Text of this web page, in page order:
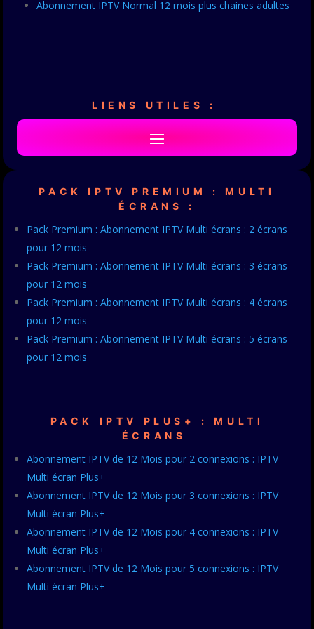
Abonnement IPTV Normal 12 mois plus chaines adultes
LIENS UTILES :
PACK IPTV PREMIUM : MULTI
ÉCRANS :
Pack Premium : Abonnement IPTV Multi écrans : 2 écrans
pour 12 mois
Pack Premium : Abonnement IPTV Multi écrans : 3 écrans
pour 12 mois
Pack Premium : Abonnement IPTV Multi écrans : 4 écrans
pour 12 mois
Pack Premium : Abonnement IPTV Multi écrans : 5 écrans
pour 12 mois
PACK IPTV PLUS+ : MULTI
ÉCRANS
Abonnement IPTV de 12 Mois pour 2 connexions : IPTV
Multi écran Plus+
Abonnement IPTV de 12 Mois pour 3 connexions : IPTV
Multi écran Plus+
Abonnement IPTV de 12 Mois pour 4 connexions : IPTV
Multi écran Plus+
Abonnement IPTV de 12 Mois pour 5 connexions : IPTV
Multi écran Plus+